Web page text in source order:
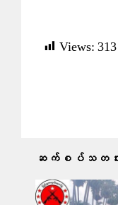
Views: 313
ဆက်စပ်သတင်းမ